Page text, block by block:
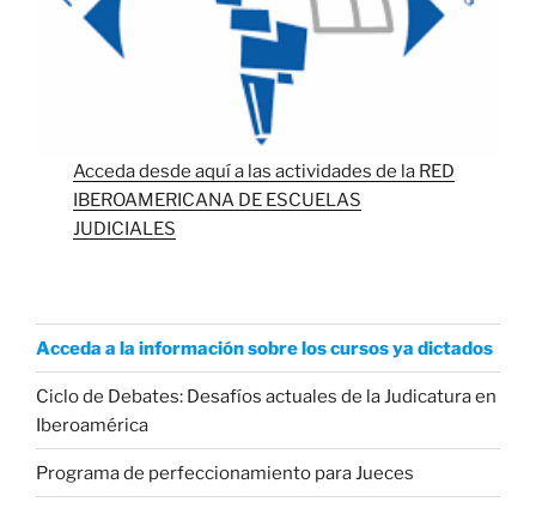
Acceda desde aquí a las actividades de la RED
IBEROAMERICANA DE ESCUELAS
JUDICIALES
Acceda a la información sobre los cursos ya dictados
Ciclo de Debates: Desafíos actuales de la Judicatura en
Iberoamérica
Programa de perfeccionamiento para Jueces